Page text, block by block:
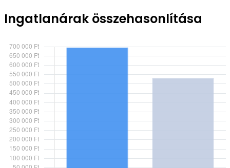
Ingatlanárak összehasonlítása